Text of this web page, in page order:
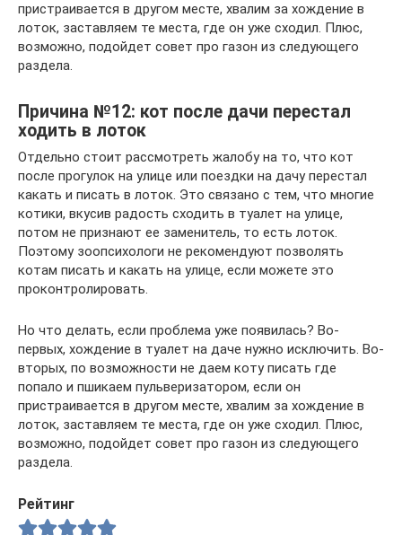
пристраивается в другом месте, хвалим за хождение в
лоток, заставляем те места, где он уже сходил. Плюс,
возможно, подойдет совет про газон из следующего
раздела.
Причина №12: кот после дачи перестал
ходить в лоток
Отдельно стоит рассмотреть жалобу на то, что кот
после прогулок на улице или поездки на дачу перестал
какать и писать в лоток. Это связано с тем, что многие
котики, вкусив радость сходить в туалет на улице,
потом не признают ее заменитель, то есть лоток.
Поэтому зоопсихологи не рекомендуют позволять
котам писать и какать на улице, если можете это
проконтролировать.
Но что делать, если проблема уже появилась? Во-
первых, хождение в туалет на даче нужно исключить. Во-
вторых, по возможности не даем коту писать где
попало и пшикаем пульверизатором, если он
пристраивается в другом месте, хвалим за хождение в
лоток, заставляем те места, где он уже сходил. Плюс,
возможно, подойдет совет про газон из следующего
раздела.
Рейтинг